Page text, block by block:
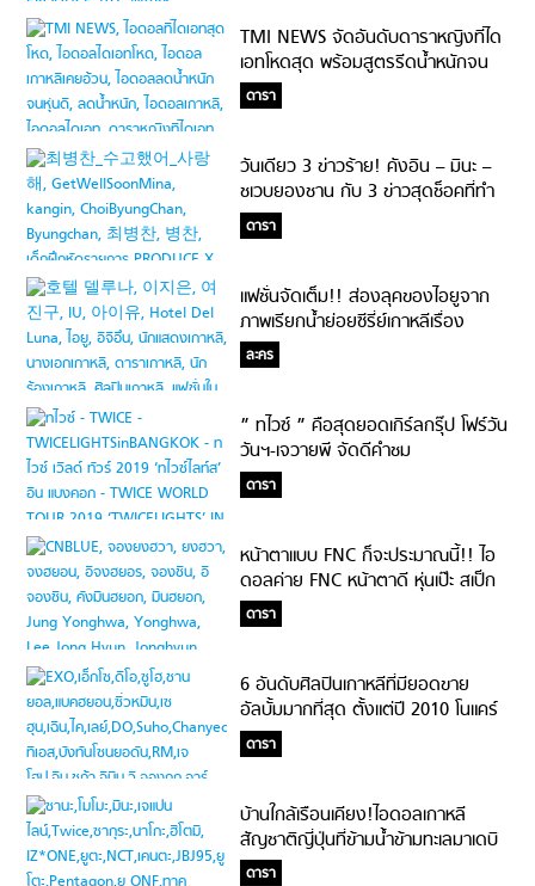
TMI NEWS จัดอันดับดาราหญิงที่ได
เอทโหดสุด พร้อมสูตรรีดน้ำหนักจน
หุ่นเป๊ะ
ดารา
วันเดียว 3 ข่าวร้าย! คังอิน – มินะ –
ชเวบยองชาน กับ 3 ข่าวสุดช็อคที่ทำ
เอาแฟนๆ ใจหาย
ดารา
แฟชั่นจัดเต็ม!! ส่องลุคของไอยูจาก
ภาพเรียกน้ำย่อยซีรี่ย์เกาหลีเรื่อง
Hotel Del Luna #ฟาดทุกชุด
ละคร
” ทไวซ์ ” คือสุดยอดเกิร์ลกรุ๊ป โฟร์วัน
วันฯ-เจวายพี จัดดีคำชม
#TWICELIGHTSinBANGKOK ล้น
ไทม์ไลน์
ดารา
หน้าตาแบบ FNC ก็จะประมาณนี้!! ไอ
ดอลค่าย FNC หน้าตาดี หุ่นเป๊ะ สเป็ก
แฟนในอุดมคติ
ดารา
6 อันดับศิลปินเกาหลีที่มียอดขาย
อัลบั้มมากที่สุด ตั้งแต่ปี 2010 โนแคร์
แม้ยุคดิจิตอล #ขายบั้มต่อไม่รอแล้วนะ
ดารา
บ้านใกล้เรือนเคียง!ไอดอลเกาหลี
สัญชาติญี่ปุ่นที่ข้ามน้ำข้ามทะเลมาเดบิ
วท์ถึงแดนโสม
ดารา